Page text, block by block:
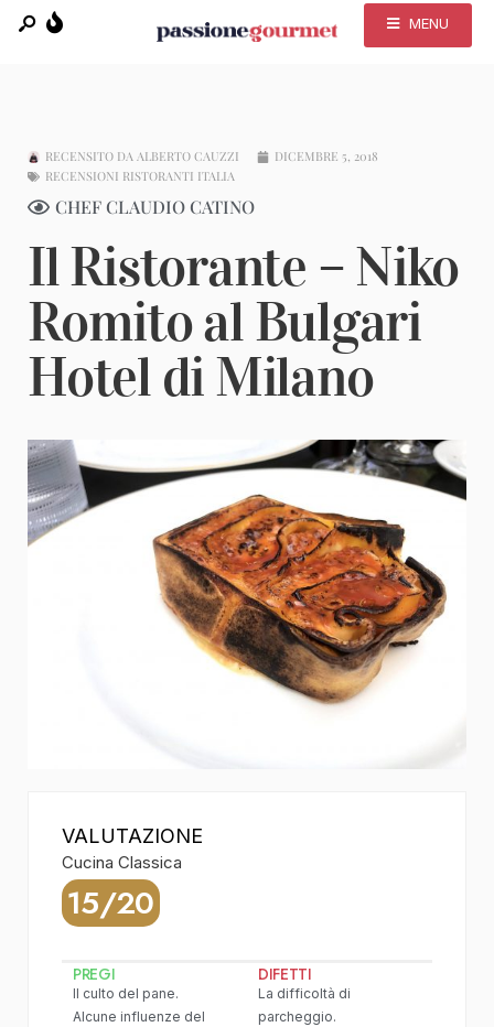
MENU
RECENSITO DA ALBERTO CAUZZI
DICEMBRE 5, 2018
RECENSIONI RISTORANTI ITALIA
CHEF CLAUDIO CATINO
Il Ristorante – Niko
Romito al Bulgari
Hotel di Milano
VALUTAZIONE
Cucina Classica
15/20
PREGI
Il culto del pane.
Alcune influenze del
DIFETTI
La difficoltà di
parcheggio.